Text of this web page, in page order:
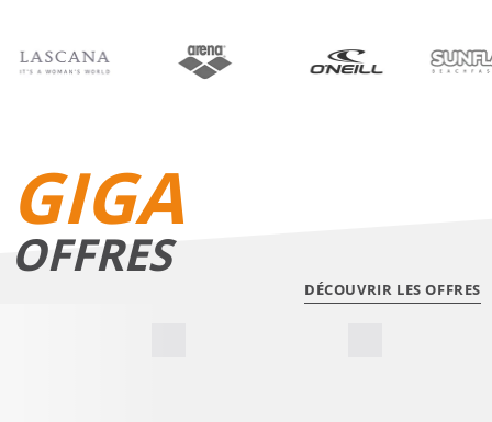
GIGA
OFFRES
DÉCOUVRIR LES OFFRES